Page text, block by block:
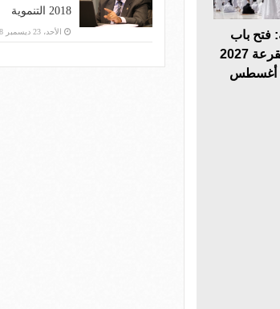
فتح باب
التقديم لحج القرعة 2027
اعتبارًا من 12 أغسطس
2018 التنموية
الأحد، 23 ديسمبر 2018 06:00 م